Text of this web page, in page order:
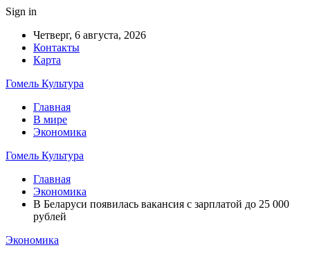
Sign in
Четверг, 6 августа, 2026
Контакты
Карта
Гомель Культура
Главная
В мире
Экономика
Гомель Культура
Главная
Экономика
В Беларуси появилась вакансия с зарплатой до 25 000
рублей
Экономика